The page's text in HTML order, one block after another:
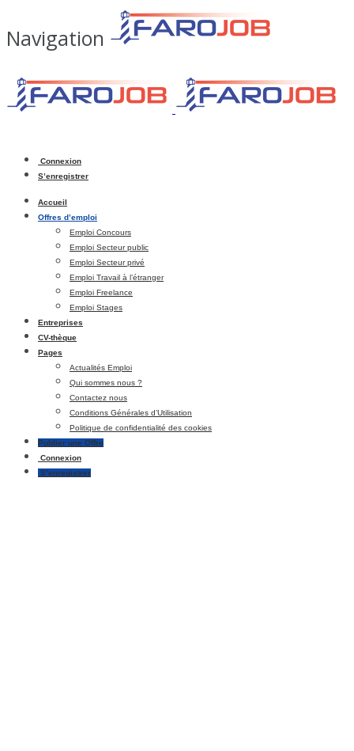
Navigation
Connexion
S’enregistrer
Accueil
Offres d’emploi
Emploi Concours
Emploi Secteur public
Emploi Secteur privé
Emploi Travail à l’étranger
Emploi Freelance
Emploi Stages
Entreprises
CV-thèque
Pages
Actualités Emploi
Qui sommes nous ?
Contactez nous
Conditions Générales d’Utilisation
Politique de confidentialité des cookies
Publier une Offre
Connexion
S’enregistrer